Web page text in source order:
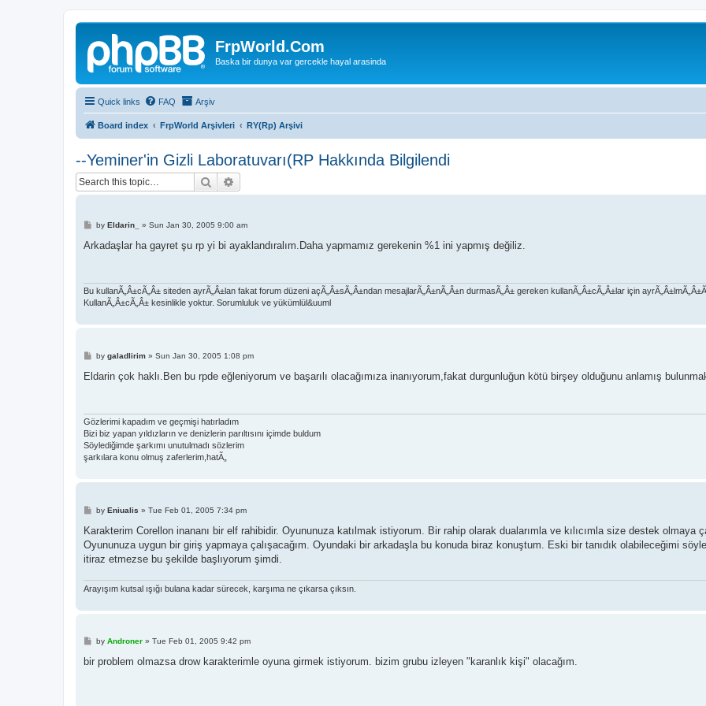
FrpWorld.Com
Baska bir dunya var gercekle hayal arasinda
Quick links FAQ Arşiv
Board index FrpWorld Arşivleri RY(Rp) Arşivi
--Yeminer'in Gizli Laboratuvarı(RP Hakkında Bilgilendi
Search
P
s
by Eldarin_ » Sun Jan 30, 2005 9:00 am
Arkadaşlar ha gayret şu rp yi bi ayaklandıralım.Daha yapmamız gerekenin %1 ini yapmış değiliz.
Bu kullanÃ„Â±cÃ„Â± siteden ayrÃ„Â±lan fakat forum düzeni açÃ„Â±sÃ„Â±ndan mesajlarÃ„Â±nÃ„Â±n durmasÃ„Â± gereken kullanÃ„Â±cÃ„Â±lar için
KullanÃ„Â±cÃ„Â± kesinlikle yoktur. Sorumluluk ve yükümlül&uuml
P
s
by galadlirim» Sun Jan 30, 2005 1:08 pm
Eldarin çok haklı.Ben bu rpde eğleniyorum ve başarılı olacağımıza inanıyorum,fakat durgunluğun kötü birşey olduğunu anlamış
Gözlerimi kapadım ve geçmişi hatırladım
Bizi biz yapan yıldızların ve denizlerin parıltısını içimde buldum
Söylediğimde şarkımı unutulmadı sözlerim
şarkılara konu olmuş zaferlerim,hatÃ„
P
s
by Eniualis » Tue Feb 01, 2005 7:34 pm
Karakterim Corellon inananı bir elf rahibidir. Oyununuza katılmak istiyorum. Bir rahip olarak dualarımla ve kılıcımla size destek olmaya
Oyununuza uygun bir giriş yapmaya çalışacağım. Oyundaki bir arkadaşla bu konuda biraz konuştum. Eski bir tanıdık olabileceğimi
itiraz etmezse bu şekilde başlıyorum şimdi.
Arayışım kutsal ışığı bulana kadar sürecek, karşıma ne çıkarsa çıksın.
P
s
by Androner» Tue Feb 01, 2005 9:42 pm
bir problem olmazsa drow karakterimle oyuna girmek istiyorum. bizim grubu izleyen "karanlık kişi" olacağım.